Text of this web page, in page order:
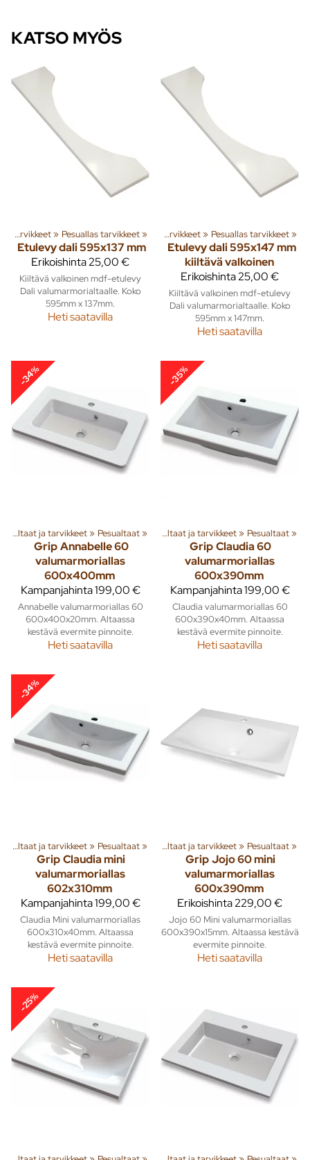
KATSO MYÖS
Pesualtaat ja tarvikkeet‪» Pesuallas tarvikkeet‪»
Etulevy dali 595x137 mm
Erikoishinta25,00 €
Kiiltävä valkoinen mdf-etulevy
Dali valumarmorialtaalle. Koko
595mm x 137mm.
Heti saatavilla
‪»Kylpyhuone ja wc‪» Pesualtaat ja tarvikkeet‪» Pesuallas tarvikkeet‪»
Etulevy dali 595x147 mm
kiiltävä valkoinen
Erikoishinta25,00 €
Kiiltävä valkoinen mdf-etulevy
Dali valumarmorialtaalle. Koko
595mm x 147mm.
Heti saatavilla
-34%
Pesualtaat ja tarvikkeet‪» Pesualtaat‪»
Grip Annabelle 60
valumarmoriallas
600x400mm
Kampanjahinta199,00 €
Annabelle valumarmoriallas 60
600x400x20mm. Altaassa
kestävä evermite pinnoite.
Heti saatavilla
-35%
‪»Sisusta‪»Kylpyhuone ja wc‪» Pesualtaat ja tarvikkeet‪» Pesualtaat‪»
GripClaudia 60
valumarmoriallas
600x390mm
Kampanjahinta199,00 €
Claudia valumarmoriallas 60
600x390x40mm. Altaassa
kestävä evermite pinnoite.
Heti saatavilla
-34%
Pesualtaat ja tarvikkeet‪» Pesualtaat‪»
GripClaudia mini
valumarmoriallas
602x310mm
Kampanjahinta199,00 €
Claudia Mini valumarmoriallas
600x310x40mm. Altaassa
kestävä evermite pinnoite.
Heti saatavilla
‪»Sisusta‪»Kylpyhuone ja wc‪» Pesualtaat ja tarvikkeet‪» Pesualtaat‪»
GripJojo 60 mini
valumarmoriallas
600x390mm
Erikoishinta229,00 €
Jojo 60 Mini valumarmoriallas
600x390x15mm. Altaassa kestävä
evermite pinnoite.
Heti saatavilla
-25%